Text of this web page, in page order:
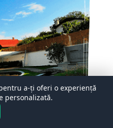
a-ți oferi o experiență
personalizată.